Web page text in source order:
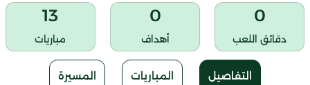
0
دقائق اللعب
0
أهداف
13
مباريات
التفاصيل المباريات المسيرة